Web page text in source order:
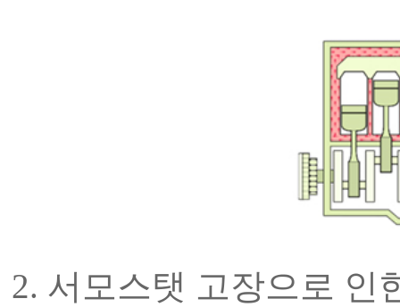
2. 서모스탯 고장으로 인